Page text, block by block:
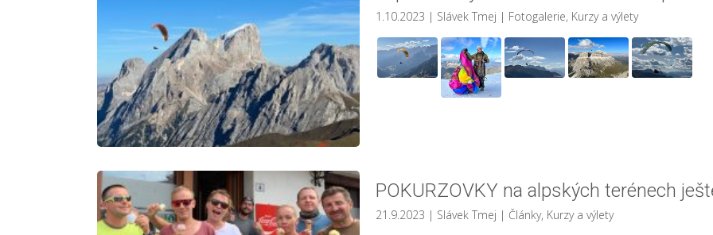
1.10.2023 | Slávek Tmej | Fotogalerie, Kurzy a výlety
POKURZOVKY na alpských terénech
21.9.2023 | Slávek Tmej | Články, Kurzy a výlety